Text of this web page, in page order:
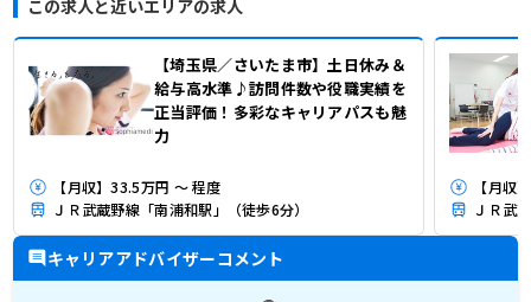
この求人と近いエリアの求人
【埼玉県／さいたま市】土日休み＆
給与高水準♪訪問件数や役職実績を
正当評価！多彩なキャリアパスも魅
力
【月収】33.5万円 ～ 程度
ＪＲ武蔵野線「南浦和駅」（徒歩6分）
【月収
ＪＲ武
キャリアアドバイザーコメント